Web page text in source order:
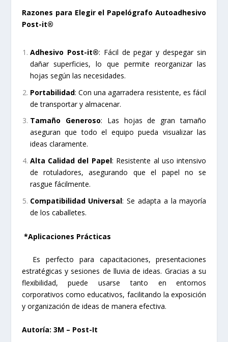
Razones para Elegir el Papelógrafo Autoadhesivo
Post-it®
Adhesivo Post-it®: Fácil de pegar y despegar sin
dañar superficies, lo que permite reorganizar las
hojas según las necesidades.
Portabilidad: Con una agarradera resistente, es fácil
de transportar y almacenar.
Tamaño Generoso: Las hojas de gran tamaño
aseguran que todo el equipo pueda visualizar las
ideas claramente.
Alta Calidad del Papel: Resistente al uso intensivo
de rotuladores, asegurando que el papel no se
rasgue fácilmente.
Compatibilidad Universal: Se adapta a la mayoría
de los caballetes.
*Aplicaciones Prácticas
Es perfecto para capacitaciones, presentaciones
estratégicas y sesiones de lluvia de ideas. Gracias a su
flexibilidad, puede usarse tanto en entornos
corporativos como educativos, facilitando la exposición
y organización de ideas de manera efectiva.
Autoría: 3M – Post-It